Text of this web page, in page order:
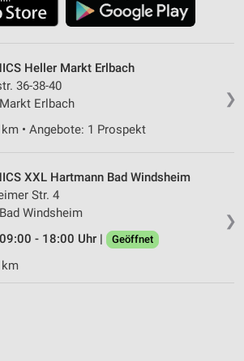
❯
Heller Markt Erlbach
36-38-40
Erlbach
• Angebote: 1 Prospekt
❯
XXL Hartmann Bad Windsheim
Str. 4
Windsheim
- 18:00 Uhr |
Geöffnet